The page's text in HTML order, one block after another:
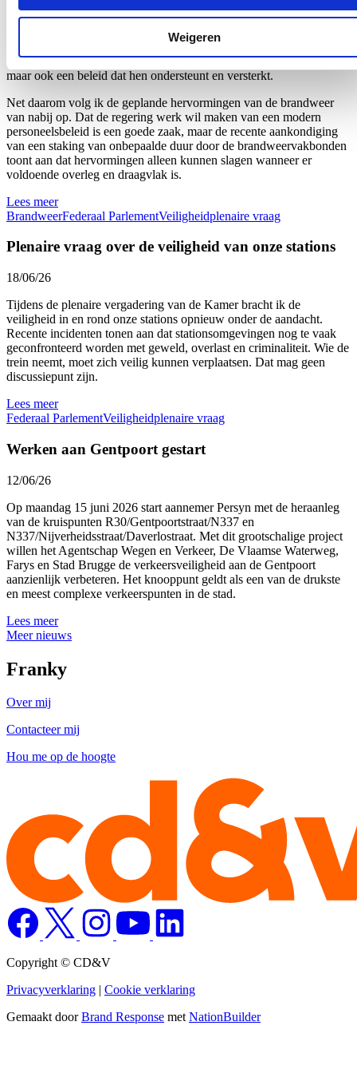
Weigeren
Onze brandweerlieden staan elke dag voor anderen klaar. Of het nu
gaat om een woningbrand, een verkeersongeval of een medische
interventie: zij zijn vaak als eersten ter plaatse wanneer mensen hulp
nodig hebben. Dat engagement verdient niet alleen waardering,
maar ook een beleid dat hen ondersteunt en versterkt.
Net daarom volg ik de geplande hervormingen van de brandweer
van nabij op. Dat de regering werk wil maken van een modern
personeelsbeleid is een goede zaak, maar de recente aankondiging
van een staking van onbepaalde duur door de brandweervakbonden
toont aan dat hervormingen alleen kunnen slagen wanneer er
voldoende overleg en draagvlak is.
Lees meer
BrandweerFederaal ParlementVeiligheidplenaire vraag
Plenaire vraag over de veiligheid van onze stations
18/06/26
Tijdens de plenaire vergadering van de Kamer bracht ik de
veiligheid in en rond onze stations opnieuw onder de aandacht.
Recente incidenten tonen aan dat stationsomgevingen nog te vaak
geconfronteerd worden met geweld, overlast en criminaliteit. Wie de
trein neemt, moet zich veilig kunnen verplaatsen. Dat mag geen
discussiepunt zijn.
Lees meer
Federaal ParlementVeiligheidplenaire vraag
Werken aan Gentpoort gestart
12/06/26
Op maandag 15 juni 2026 start aannemer Persyn met de heraanleg
van de kruispunten R30/Gentpoortstraat/N337 en
N337/Nijverheidsstraat/Daverlostraat. Met dit grootschalige project
willen het Agentschap Wegen en Verkeer, De Vlaamse Waterweg,
Farys en Stad Brugge de verkeersveiligheid aan de Gentpoort
aanzienlijk verbeteren. Het knooppunt geldt als een van de drukste
en meest complexe verkeerspunten in de stad.
Lees meer
Meer nieuws
Franky
Over mij
Contacteer mij
Hou me op de hoogte
Copyright © CD&V
Privacyverklaring | Cookie verklaring
Gemaakt doorBrand Response metNationBuilder